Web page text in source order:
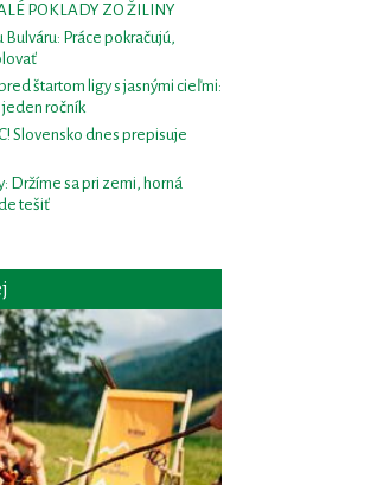
POKLADY ZO ŽILINY
Práce pokračujú,
štartom ligy s jasnými cieľmi:
ročník
Slovensko dnes prepisuje
Držíme sa pri zemi, horná
tešiť